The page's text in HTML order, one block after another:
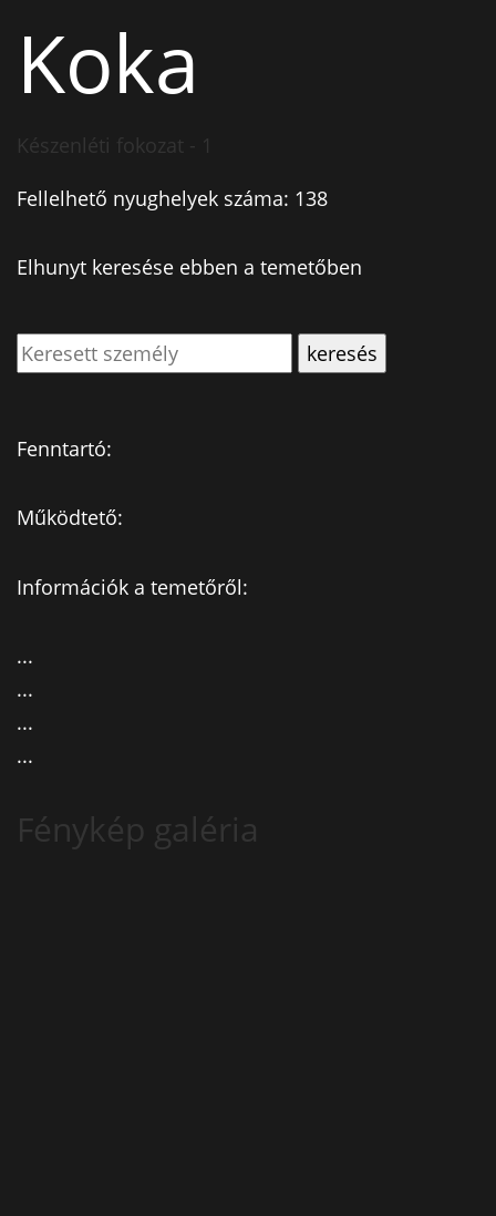
Koka
Készenléti fokozat - 1
Fellelhető nyughelyek száma: 138
Elhunyt keresése ebben a temetőben
Fenntartó:
Működtető:
Információk a temetőről:
...
...
...
...
Fénykép galéria